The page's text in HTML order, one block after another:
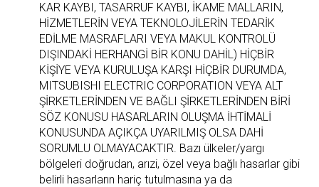
KAR KAYBI, TASARRUF KAYBI, İKAME MALLARIN,
HİZMETLERİN VEYA TEKNOLOJİLERİN TEDARİK
EDİLME MASRAFLARI VEYA MAKUL KONTROLÜ
DIŞINDAKİ HERHANGİ BİR KONU DAHİL) HİÇBİR
KİŞİYE VEYA KURULUŞA KARŞI HİÇBİR DURUMDA,
MITSUBISHI ELECTRIC CORPORATION VEYA ALT
ŞİRKETLERİNDEN VE BAĞLI ŞİRKETLERİNDEN BİRİ
SÖZ KONUSU HASARLARIN OLUŞMA İHTİMALİ
KONUSUNDA AÇIKÇA UYARILMIŞ OLSA DAHİ
SORUMLU OLMAYACAKTIR. Bazı ülkeler/yargı
bölgeleri doğrudan, arızi, özel veya bağlı hasarlar gibi
belirli hasarların hariç tutulmasına ya da